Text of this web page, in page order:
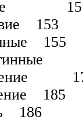
153
155
185
186